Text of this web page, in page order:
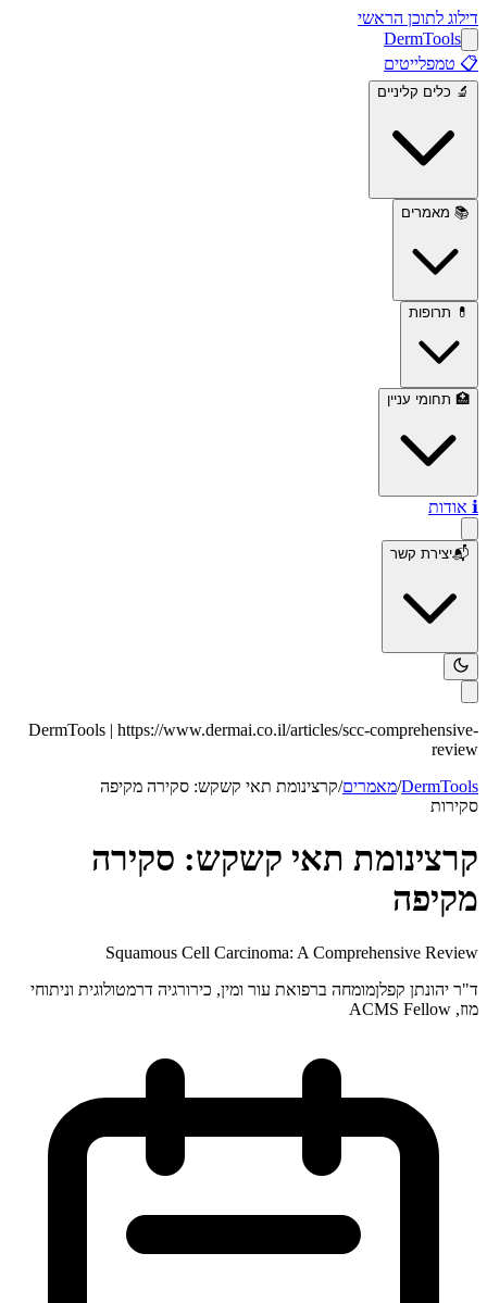
דילוג לתוכן הראשי
DermTools
📋 טמפלייטים
🔬 כלים קליניים
📚 מאמרים
💊 תרופות
🏥 תחומי עניין
ℹ️ אודות
📬יצירת קשר
DermTools | https://www.dermai.co.il/articles/scc-comprehensive-
review
DermTools
/מאמרים/קרצינומת תאי קשקש: סקירה מקיפה
סקירות
קרצינומת תאי קשקש: סקירה
מקיפה
Squamous Cell Carcinoma: A Comprehensive Review
ד"ר יהונתן קפלןמומחה ברפואת עור ומין, כירורגיה דרמטולוגית וניתוחי
מוז, ACMS Fellow